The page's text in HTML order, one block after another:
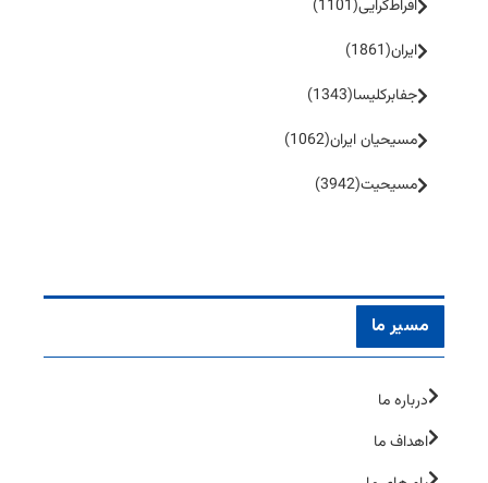
افراط‌گرایی(1101)
ایران(1861)
جفا‌بر‌کلیسا(1343)
مسیحیان ایران(1062)
مسیحیت(3942)
مسیر ما
درباره ما
اهداف ما